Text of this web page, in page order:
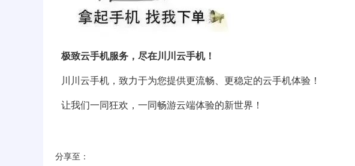
极致云手机服务，尽在川川云手机！
川川云手机，致力于为您提供更流畅、更稳定的云手机体验！
让我们一同狂欢，一同畅游云端体验的新世界！
分享至：